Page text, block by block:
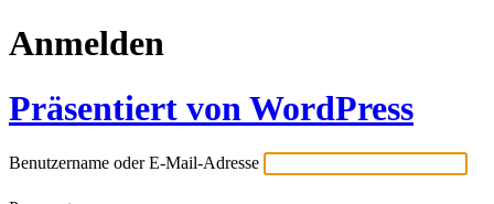
Anmelden
Präsentiert von WordPress
Benutzername oder E-Mail-Adresse